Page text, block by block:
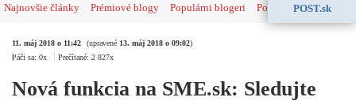
Najnovšie články Prémiové blogy Populárni blogeri Politika Ekonomika
POST.sk
11. máj 2018 o 11:42 (upravené 13. máj 2018 o 09:02)
Páči sa: 0x
Prečítané: 2 827x
Nová funkcia na SME.sk: Sledujte